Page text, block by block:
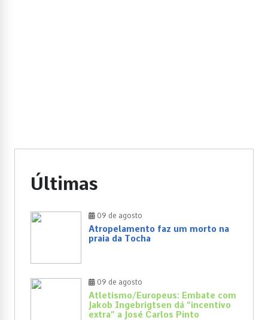
Últimas
09 de agosto
Atropelamento faz um morto na
praia da Tocha
09 de agosto
Atletismo/Europeus: Embate com
Jakob Ingebrigtsen dá “incentivo
extra” a José Carlos Pinto